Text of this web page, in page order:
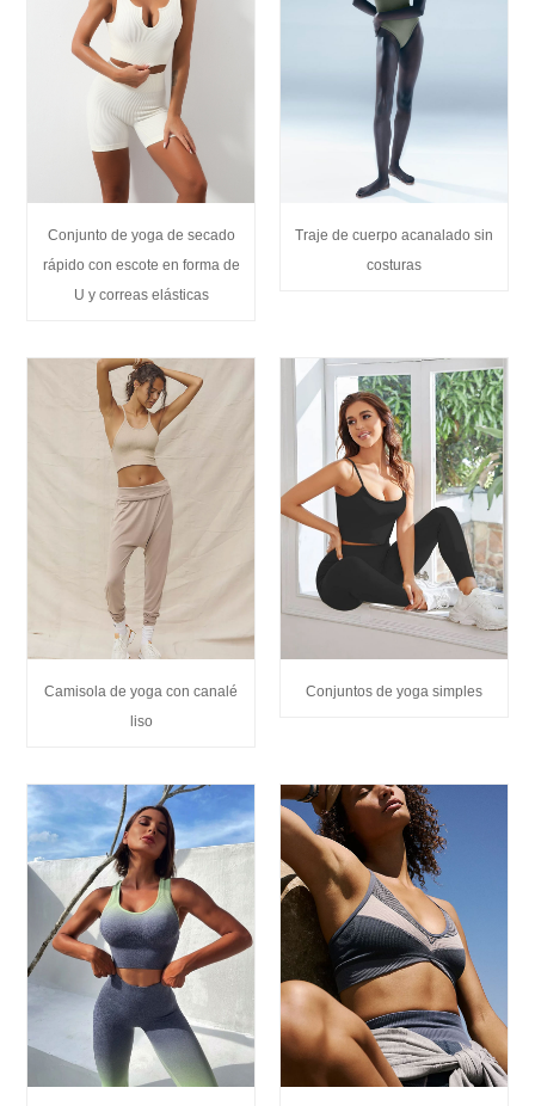
Conjunto de yoga de secado
rápido con escote en forma de
U y correas elásticas
Traje de cuerpo acanalado sin
costuras
Camisola de yoga con canalé
liso
Conjuntos de yoga simples